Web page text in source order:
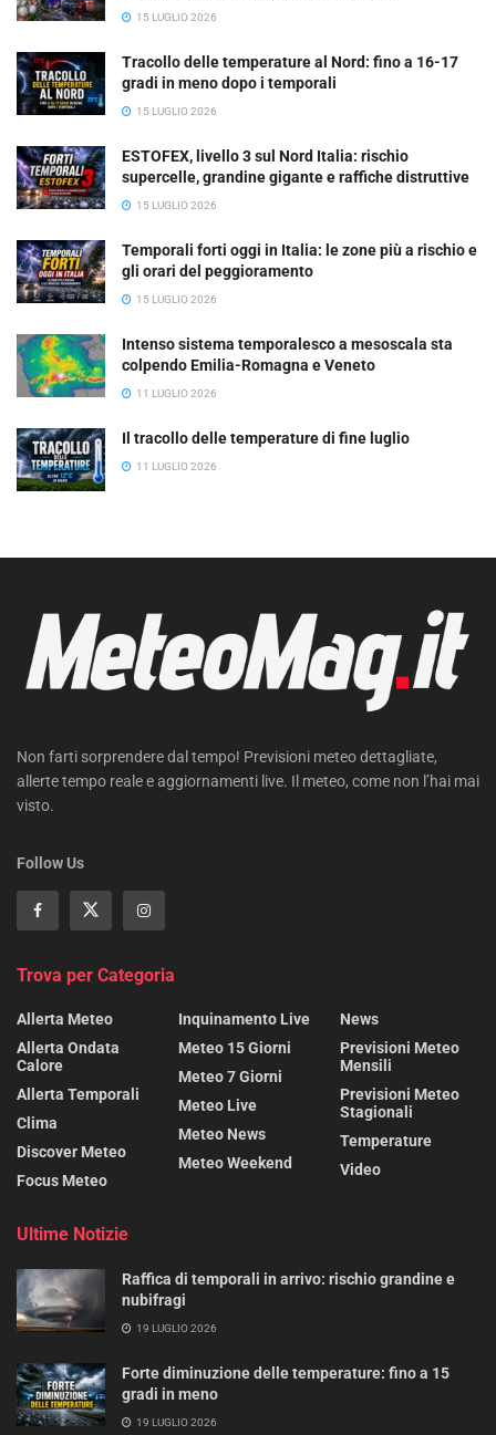
15 LUGLIO 2026
Tracollo delle temperature al Nord: fino a 16-17
gradi in meno dopo i temporali
15 LUGLIO 2026
ESTOFEX, livello 3 sul Nord Italia: rischio
supercelle, grandine gigante e raffiche distruttive
15 LUGLIO 2026
Temporali forti oggi in Italia: le zone più a rischio e
gli orari del peggioramento
15 LUGLIO 2026
Intenso sistema temporalesco a mesoscala sta
colpendo Emilia-Romagna e Veneto
11 LUGLIO 2026
Il tracollo delle temperature di fine luglio
11 LUGLIO 2026
Non farti sorprendere dal tempo! Previsioni meteo dettagliate,
allerte tempo reale e aggiornamenti live. Il meteo, come non l’hai mai
visto.
Follow Us
Trova per Categoria
Allerta Meteo
Allerta Ondata
Calore
Allerta Temporali
Clima
Discover Meteo
Focus Meteo
Inquinamento Live
Meteo 15 Giorni
Meteo 7 Giorni
Meteo Live
Meteo News
Meteo Weekend
News
Previsioni Meteo
Mensili
Previsioni Meteo
Stagionali
Temperature
Video
Ultime Notizie
Raffica di temporali in arrivo: rischio grandine e
nubifragi
19 LUGLIO 2026
Forte diminuzione delle temperature: fino a 15
gradi in meno
19 LUGLIO 2026